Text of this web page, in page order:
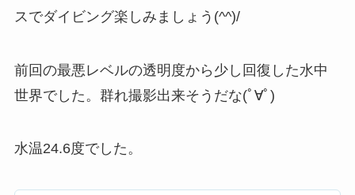
スでダイビング楽しみましょう(^^)/
前回の最悪レベルの透明度から少し回復した水中
世界でした。群れ撮影出来そうだな(ﾟ∀ﾟ)
水温24.6度でした。